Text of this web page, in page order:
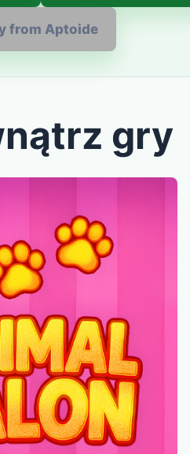
from Aptoide
gry